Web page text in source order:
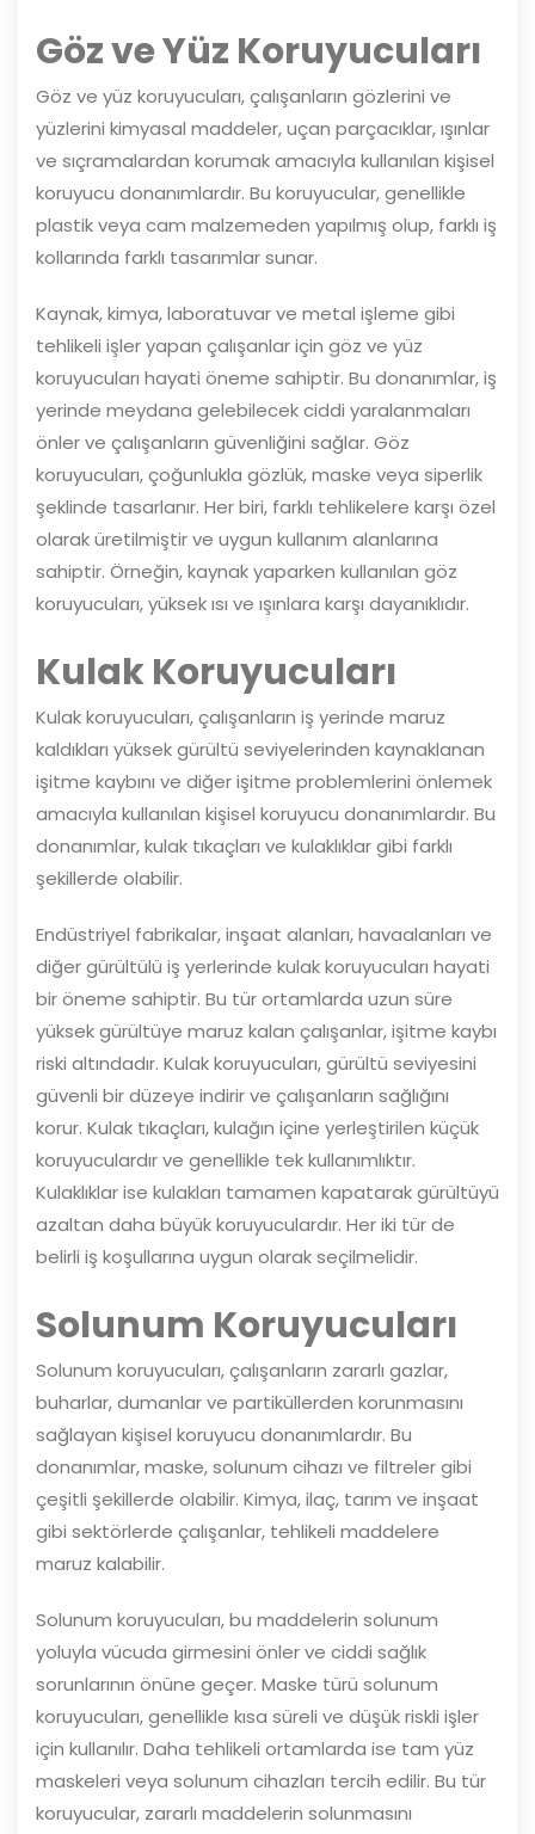
Göz ve Yüz Koruyucuları
Göz ve yüz koruyucuları, çalışanların gözlerini ve
yüzlerini kimyasal maddeler, uçan parçacıklar, ışınlar
ve sıçramalardan korumak amacıyla kullanılan kişisel
koruyucu donanımlardır. Bu koruyucular, genellikle
plastik veya cam malzemeden yapılmış olup, farklı iş
kollarında farklı tasarımlar sunar.
Kaynak, kimya, laboratuvar ve metal işleme gibi
tehlikeli işler yapan çalışanlar için göz ve yüz
koruyucuları hayati öneme sahiptir. Bu donanımlar, iş
yerinde meydana gelebilecek ciddi yaralanmaları
önler ve çalışanların güvenliğini sağlar. Göz
koruyucuları, çoğunlukla gözlük, maske veya siperlik
şeklinde tasarlanır. Her biri, farklı tehlikelere karşı özel
olarak üretilmiştir ve uygun kullanım alanlarına
sahiptir. Örneğin, kaynak yaparken kullanılan göz
koruyucuları, yüksek ısı ve ışınlara karşı dayanıklıdır.
Kulak Koruyucuları
Kulak koruyucuları, çalışanların iş yerinde maruz
kaldıkları yüksek gürültü seviyelerinden kaynaklanan
işitme kaybını ve diğer işitme problemlerini önlemek
amacıyla kullanılan kişisel koruyucu donanımlardır. Bu
donanımlar, kulak tıkaçları ve kulaklıklar gibi farklı
şekillerde olabilir.
Endüstriyel fabrikalar, inşaat alanları, havaalanları ve
diğer gürültülü iş yerlerinde kulak koruyucuları hayati
bir öneme sahiptir. Bu tür ortamlarda uzun süre
yüksek gürültüye maruz kalan çalışanlar, işitme kaybı
riski altındadır. Kulak koruyucuları, gürültü seviyesini
güvenli bir düzeye indirir ve çalışanların sağlığını
korur. Kulak tıkaçları, kulağın içine yerleştirilen küçük
koruyuculardır ve genellikle tek kullanımlıktır.
Kulaklıklar ise kulakları tamamen kapatarak gürültüyü
azaltan daha büyük koruyuculardır. Her iki tür de
belirli iş koşullarına uygun olarak seçilmelidir.
Solunum Koruyucuları
Solunum koruyucuları, çalışanların zararlı gazlar,
buharlar, dumanlar ve partiküllerden korunmasını
sağlayan kişisel koruyucu donanımlardır. Bu
donanımlar, maske, solunum cihazı ve filtreler gibi
çeşitli şekillerde olabilir. Kimya, ilaç, tarım ve inşaat
gibi sektörlerde çalışanlar, tehlikeli maddelere
maruz kalabilir.
Solunum koruyucuları, bu maddelerin solunum
yoluyla vücuda girmesini önler ve ciddi sağlık
sorunlarının önüne geçer. Maske türü solunum
koruyucuları, genellikle kısa süreli ve düşük riskli işler
için kullanılır. Daha tehlikeli ortamlarda ise tam yüz
maskeleri veya solunum cihazları tercih edilir. Bu tür
koruyucular, zararlı maddelerin solunmasını